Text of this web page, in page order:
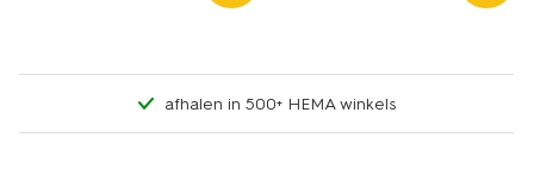
afhalen in 500+ HEMA winkels